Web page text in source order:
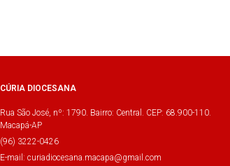
CÚRIA DIOCESANA
Rua São José, nº: 1790. Bairro: Central. CEP: 68.900-110.
Macapá-AP
(96) 3222-0426
E-mail: curiadiocesana.macapa@gmail.com